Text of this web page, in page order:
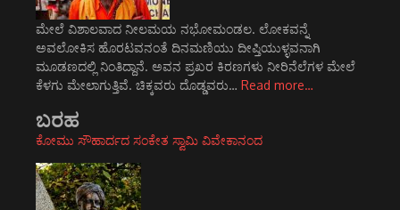
ಮೇಲೆ ವಿಶಾಲವಾದ ನೀಲಮಯ ನಭೋಮಂಡಲ. ಲೋಕವನ್ನೆ
ಅವಲೋಕಿಸ ಹೊರಟವನಂತೆ ದಿನಮಣಿಯು ದೀಪ್ತಿಯುಳ್ಳವನಾಗಿ
ಮೂಡಣದಲ್ಲಿ ನಿಂತಿದ್ದಾನೆ. ಅವನ ಪ್ರಖರ ಕಿರಣಗಳು ನೀರಿನೆಲೆಗಳ ಮೇಲೆ
ಕೆಳಗು ಮೇಲಾಗುತ್ತಿವೆ. ಚಿಕ್ಕವರು ದೊಡ್ಡವರು… Read more…
ಬರಹ
ಕೋಮು ಸೌಹಾರ್ದದ ಸಂಕೇತ ಸ್ವಾಮಿ ವಿವೇಕಾನಂದ